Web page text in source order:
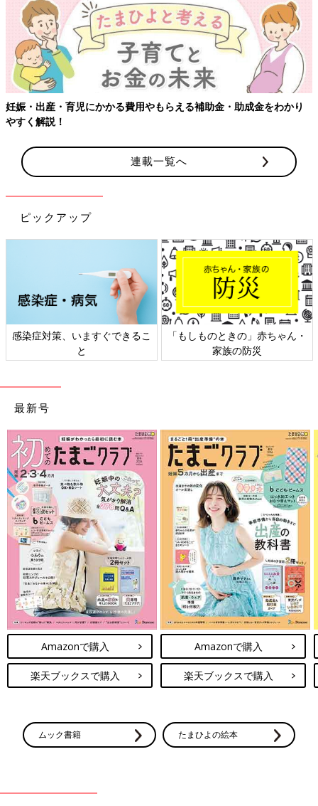
助金・助成金をわかり
【ワクチン接種できるものも】妊婦の感
連載一覧へ
ピックアップ
しものときの」赤ちゃん・
家族の防災
日本外来小児科学会リーフレッ
ト検討会
六
最新号
Amazonで購入
楽天ブックスで購入
Amazonで購入
楽天ブックスで購入
ムック書籍 たまひよの絵本